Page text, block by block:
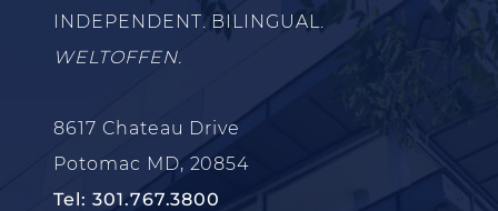
INDEPENDENT. BILINGUAL.
WELTOFFEN.
8617 Chateau Drive
Potomac MD, 20854
Tel: 301.767.3800